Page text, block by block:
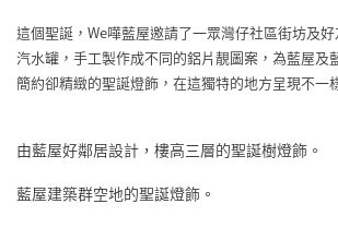
這個聖誕，We嘩藍屋邀請了一眾灣仔社區街坊及
汽水罐，手工製作成不同的鋁片靚圖案，為藍屋及
簡約卻精緻的聖誕燈飾，在這獨特的地方呈現不一
由藍屋好鄰居設計，樓高三層的聖誕樹燈飾。
藍屋建築群空地的聖誕燈飾。